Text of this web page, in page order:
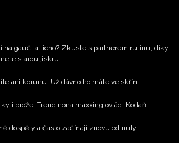
na gauči a ticho? Zkuste s partnerem rutinu, díky
starou jiskru
ani korunu. Už dávno ho máte ve skříni
i brože. Trend nona maxxing ovládl Kodaň
dospěly a často začínají znovu od nuly